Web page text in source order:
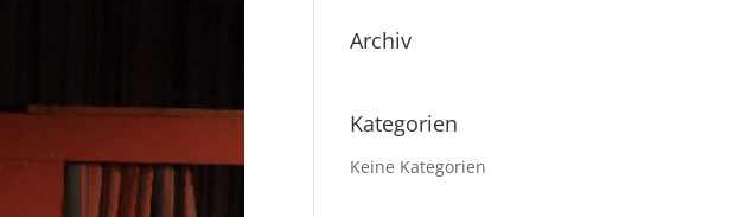
Archiv
Kategorien
Keine Kategorien